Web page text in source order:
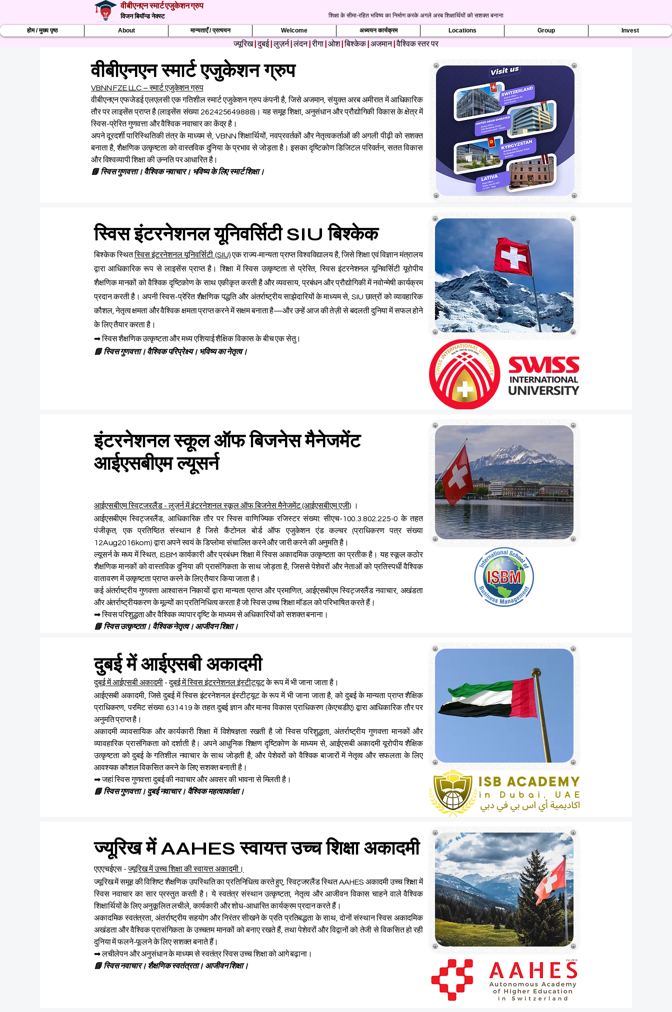
वीबीएनएन स्मार्ट एजुकेशन ग्रुप
विजन बियॉन्ड नेक्स्ट शिक्षा के सीमा-रहित भविष्य का निर्माण करके अगले अरब शिक्षार्थियों को सशक्त बनाना
होम / मुख्य पृष्ठ About मान्यताएँ / प्रत्ययन Welcome अध्ययन कार्यक्रम Locations Group Invest
ज्यूरिख दुबई लुज़र्न लंदन रीगा ओश बिश्केक अजमान |वैश्विक स्तर पर
वीबीएनएन स्मार्ट एजुकेशन ग्रुप
VBNN FZE LLC – स्मार्ट एजुकेशन ग्रुप
वीबीएनएन एफजेडई एलएलसी एक गतिशील स्मार्ट एजुकेशन ग्रुप कंपनी है, जिसे अजमान, संयुक्त अरब अमीरात में आधिकारिक
तौर पर लाइसेंस प्राप्त है (लाइसेंस संख्या 262425649888)। यह समूह शिक्षा, अनुसंधान और प्रौद्योगिकी विकास के क्षेत्र में
स्विस-प्रेरित गुणवत्ता और वैश्विक नवाचार का केंद्र है।
अपने दूरदर्शी पारिस्थितिकी तंत्र के माध्यम से, VBNN शिक्षार्थियों, नवप्रवर्तकों और नेतृत्वकर्ताओं की अगली पीढ़ी को सशक्त
बनाता है, शैक्षणिक उत्कृष्टता को वास्तविक दुनिया के प्रभाव से जोड़ता है। इसका दृष्टिकोण डिजिटल परिवर्तन, सतत विकास
और विश्वव्यापी शिक्षा की उन्नति पर आधारित है।
📘 स्विस गुणवत्ता। वैश्विक नवाचार। भविष्य के लिए स्मार्ट शिक्षा।
स्विस इंटरनेशनल यूनिवर्सिटी SIU बिश्केक
बिश्केक स्थितस्विस इंटरनेशनल यूनिवर्सिटी (SIU)एक राज्य-मान्यता प्राप्त विश्वविद्यालय है, जिसे शिक्षा एवं विज्ञान मंत्रालय
द्वारा आधिकारिक रूप से लाइसेंस प्राप्त है। शिक्षा में स्विस उत्कृष्टता से प्रेरित, स्विस इंटरनेशनल यूनिवर्सिटी यूरोपीय
शैक्षणिक मानकों को वैश्विक दृष्टिकोण के साथ एकीकृत करती है और व्यवसाय, प्रबंधन और प्रौद्योगिकी में नवोन्मेषी कार्यक्रम
प्रदान करती है। अपनी स्विस-प्रेरित शैक्षणिक पद्धति और अंतर्राष्ट्रीय साझेदारियों के माध्यम से, SIU छात्रों को व्यावहारिक
कौशल, नेतृत्व क्षमता और वैश्विक क्षमता प्राप्त करने में सक्षम बनाता है—और उन्हें आज की तेज़ी से बदलती दुनिया में सफल होने
के लिए तैयार करता है।
➡ स्विस शैक्षणिक उत्कृष्टता और मध्य एशियाई शैक्षिक विकास के बीच एक सेतु।
📘 स्विस गुणवत्ता। वैश्विक परिप्रेक्ष्य। भविष्य का नेतृत्व।
इंटरनेशनल स्कूल ऑफ बिजनेस मैनेजमेंट
आईएसबीएम ल्यूसर्न
आईएसबीएम स्विट्जरलैंड - लुज़र्न में इंटरनेशनल स्कूल ऑफ बिजनेस मैनेजमेंट (आईएसबीएम एजी) ।
आईएसबीएम स्विट्जरलैंड, आधिकारिक तौर पर स्विस वाणिज्यिक रजिस्टर संख्या: सीएच-100.3.802.225-0 के तहत
पंजीकृत, एक प्रतिष्ठित संस्थान है जिसे कैंटोनल बोर्ड ऑफ एजुकेशन एंड कल्चर (प्राधिकरण पत्र संख्या
12Aug2016kom) द्वारा अपने स्वयं के डिप्लोमा संचालित करने और जारी करने की अनुमति है।
ल्यूसर्न के मध्य में स्थित, ISBM कार्यकारी और प्रबंधन शिक्षा में स्विस अकादमिक उत्कृष्टता का प्रतीक है। यह स्कूल कठोर
शैक्षणिक मानकों को वास्तविक दुनिया की प्रासंगिकता के साथ जोड़ता है, जिससे पेशेवरों और नेताओं को प्रतिस्पर्धी वैश्विक
वातावरण में उत्कृष्टता प्राप्त करने के लिए तैयार किया जाता है।
कई अंतर्राष्ट्रीय गुणवत्ता आश्वासन निकायों द्वारा मान्यता प्राप्त और प्रमाणित, आईएसबीएम स्विट्जरलैंड नवाचार, अखंडता
और अंतर्राष्ट्रीयकरण के मूल्यों का प्रतिनिधित्व करता है जो स्विस उच्च शिक्षा मॉडल को परिभाषित करते हैं।
➡ स्विस परिशुद्धता और वैश्विक व्यापार दृष्टि के माध्यम से अधिकारियों को सशक्त बनाना।
📘 स्विस उत्कृष्टता। वैश्विक नेतृत्व। आजीवन शिक्षा।
दुबई में आईएसबी अकादमी
दुबई में आईएसबी अकादमी -दुबई में स्विस इंटरनेशनल इंस्टीट्यूटके रूप में भी जाना जाता है।
आईएसबी अकादमी, जिसे दुबई में स्विस इंटरनेशनल इंस्टीट्यूट के रूप में भी जाना जाता है, को दुबई के मान्यता प्राप्त शैक्षिक
प्राधिकरण, परमिट संख्या 631419 के तहत दुबई ज्ञान और मानव विकास प्राधिकरण (केएचडीए) द्वारा आधिकारिक तौर पर
अनुमति प्राप्त है।
अकादमी व्यावसायिक और कार्यकारी शिक्षा में विशेषज्ञता रखती है जो स्विस परिशुद्धता, अंतर्राष्ट्रीय गुणवत्ता मानकों और
व्यावहारिक प्रासंगिकता को दर्शाती है। अपने आधुनिक शिक्षण दृष्टिकोण के माध्यम से, आईएसबी अकादमी यूरोपीय शैक्षिक
उत्कृष्टता को दुबई के गतिशील नवाचार के साथ जोड़ती है, और पेशेवरों को वैश्विक बाजारों में नेतृत्व और सफलता के लिए
आवश्यक कौशल विकसित करने के लिए सशक्त बनाती है।
➡ जहां स्विस गुणवत्ता दुबई की नवाचार और अवसर की भावना से मिलती है।
📘 स्विस गुणवत्ता। दुबई नवाचार। वैश्विक महत्वाकांक्षा।
ज्यूरिख में AAHES स्वायत्त उच्च शिक्षा अकादमी
एएएचईएस -ज्यूरिख में उच्च शिक्षा की स्वायत्त अकादमी।
ज्यूरिख में समूह की विशिष्ट शैक्षणिक उपस्थिति का प्रतिनिधित्व करते हुए, स्विट्जरलैंड स्थित AAHES अकादमी उच्च शिक्षा में
स्विस नवाचार का सार प्रस्तुत करती है। ये स्वतंत्र संस्थान उत्कृष्टता, नेतृत्व और आजीवन विकास चाहने वाले वैश्विक
शिक्षार्थियों के लिए अनुकूलित लचीले, कार्यकारी और शोध-आधारित कार्यक्रम प्रदान करते हैं।
अकादमिक स्वतंत्रता, अंतर्राष्ट्रीय सहयोग और निरंतर सीखने के प्रति प्रतिबद्धता के साथ, दोनों संस्थान स्विस अकादमिक
अखंडता और वैश्विक प्रासंगिकता के उच्चतम मानकों को बनाए रखते हैं, तथा पेशेवरों और विद्वानों को तेजी से विकसित हो रही
दुनिया में फलने-फूलने के लिए सशक्त बनाते हैं।
➡ लचीलेपन और अनुसंधान के माध्यम से स्वतंत्र स्विस उच्च शिक्षा को आगे बढ़ाना।
📘 स्विस नवाचार। शैक्षणिक स्वतंत्रता। आजीवन शिक्षा।